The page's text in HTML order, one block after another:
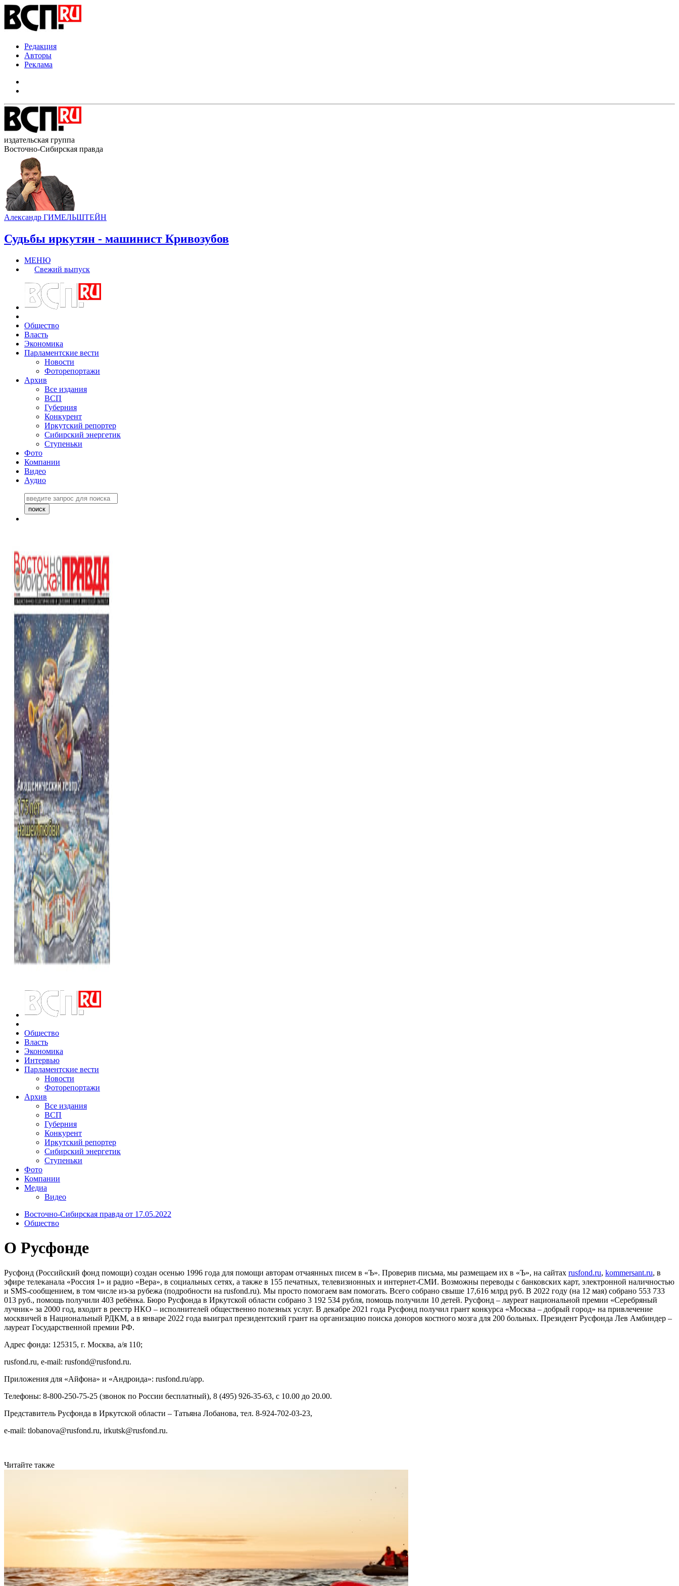
Редакция
Авторы
Реклама
издательская группа
Восточно-Сибирская правда
Александр ГИМЕЛЬШТЕЙН
Судьбы иркутян - машинист Кривозубов
МЕНЮ
Свежий выпуск
Общество
Власть
Экономика
Парламентские вести
Новости
Фоторепортажи
Архив
Все издания
ВСП
Губерния
Конкурент
Иркутский репортер
Сибирский энергетик
Ступеньки
Фото
Компании
Видео
Аудио
Общество
Власть
Экономика
Интервью
Парламентские вести
Новости
Фоторепортажи
Архив
Все издания
ВСП
Губерния
Конкурент
Иркутский репортер
Сибирский энергетик
Ступеньки
Фото
Компании
Медиа
Видео
Восточно-Сибирская правда от 17.05.2022
Общество
О Русфонде
Русфонд (Российский фонд помощи) создан осенью 1996 года для помощи авторам отчаянных писем в «Ъ». Проверив письма, мы размещаем их в «Ъ», на сайтах rusfond.ru, kommersant.ru, в
эфире телеканала «Россия 1» и радио «Вера», в социальных сетях, а также в 155 печатных, телевизионных и интернет-СМИ. Возможны переводы с банковских карт, электронной наличностью
и SMS-сообщением, в том числе из-за рубежа (подробности на rusfond.ru). Мы просто помогаем вам помогать. Всего собрано свыше 17,616 млрд руб. В 2022 году (на 12 мая) собрано 553 733
013 руб., помощь получили 403 ребёнка. Бюро Русфонда в Иркутской области собрано 3 192 534 рубля, помощь получили 10 детей. Русфонд – лауреат национальной премии «Серебряный
лучник» за 2000 год, входит в реестр НКО – исполнителей общественно полезных услуг. В декабре 2021 года Русфонд получил грант конкурса «Москва – добрый город» на привлечение
москвичей в Национальный РДКМ, а в январе 2022 года выиграл президентский грант на организацию поиска доноров костного мозга для 200 больных. Президент Русфонда Лев Амбиндер –
лауреат Государственной премии РФ.
Адрес фонда: 125315, г. Москва, а/я 110;
rusfond.ru, e-mail: rusfond@rusfond.ru.
Приложения для «Айфона» и «Андроида»: rusfond.ru/app.
Телефоны: 8-800-250-75-25 (звонок по России бесплатный), 8 (495) 926-35-63, с 10.00 до 20.00.
Представитель Русфонда в Иркутской области – Татьяна Лобанова, тел. 8-924-702-03-23,
e-mail: tlobanova@rusfond.ru, irkutsk@rusfond.ru.
Читайте также